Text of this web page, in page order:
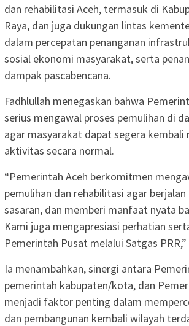
dan rehabilitasi Aceh, termasuk di
Raya, dan juga dukungan lintas
dalam percepatan penanganan
sosial ekonomi masyarakat, serta
dampak pascabencana.
Fadhlullah menegaskan bahwa
serius mengawal proses pemulihan di
agar masyarakat dapat segera kembali
aktivitas secara normal.
“Pemerintah Aceh berkomitmen
pemulihan dan rehabilitasi agar
sasaran, dan memberi manfaat nyata
Kami juga mengapresiasi perhatian
Pemerintah Pusat melalui Satgas PRR,”
Ia menambahkan, sinergi antara
pemerintah kabupaten/kota, dan
menjadi faktor penting dalam
dan pembangunan kembali wilayah